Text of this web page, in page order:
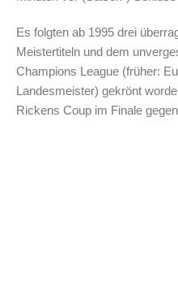
Es folgten ab 1995 drei
Meistertiteln und dem
Champions League (früher:
Landesmeister) gekrönt
Rickens Coup im Finale